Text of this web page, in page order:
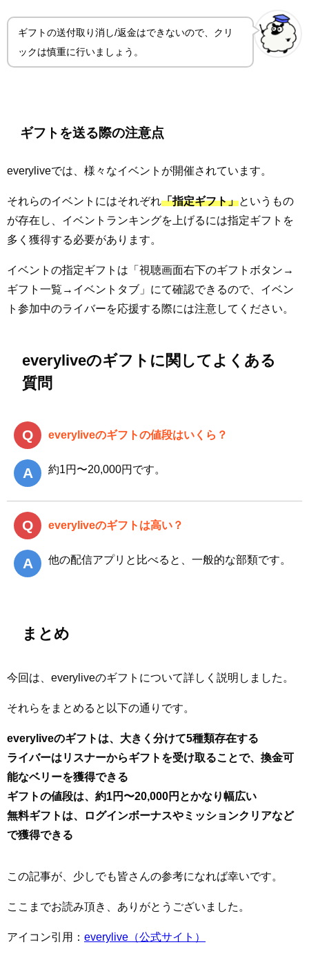
ギフトの送付取り消し/返金はできないので、クリ
ックは慎重に行いましょう。
ギフトを送る際の注意点
everyliveでは、様々なイベントが開催されています。
それらのイベントにはそれぞれ「指定ギフト」というもの
が存在し、イベントランキングを上げるには指定ギフトを
多く獲得する必要があります。
イベントの指定ギフトは「視聴画面右下のギフトボタン→
ギフト一覧→イベントタブ」にて確認できるので、イベン
ト参加中のライバーを応援する際には注意してください。
everyliveのギフトに関してよくある
質問
everyliveのギフトの値段はいくら？
約1円〜20,000円です。
everyliveのギフトは高い？
他の配信アプリと比べると、一般的な部類です。
まとめ
今回は、everyliveのギフトについて詳しく説明しました。
それらをまとめると以下の通りです。
everyliveのギフトは、大きく分けて5種類存在する
ライバーはリスナーからギフトを受け取ることで、換金可
能なベリーを獲得できる
ギフトの値段は、約1円〜20,000円とかなり幅広い
無料ギフトは、ログインボーナスやミッションクリアなど
で獲得できる
この記事が、少しでも皆さんの参考になれば幸いです。
ここまでお読み頂き、ありがとうございました。
アイコン引用： everylive（公式サイト）